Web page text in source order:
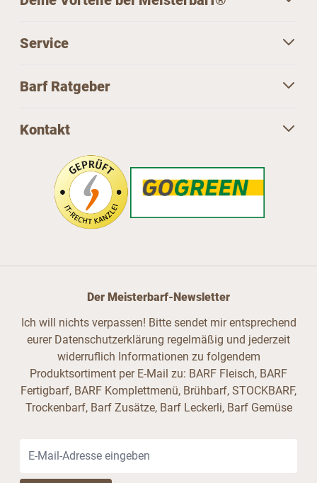
Service
Barf Ratgeber
Kontakt
Der Meisterbarf-Newsletter
Ich will nichts verpassen! Bitte sendet mir entsprechend
eurer Datenschutzerklärung regelmäßig und jederzeit
widerruflich Informationen zu folgendem
Produktsortiment per E-Mail zu: BARF Fleisch, BARF
Fertigbarf, BARF Komplettmenü, Brühbarf, STOCKBARF,
Trockenbarf, Barf Zusätze, Barf Leckerli, Barf Gemüse